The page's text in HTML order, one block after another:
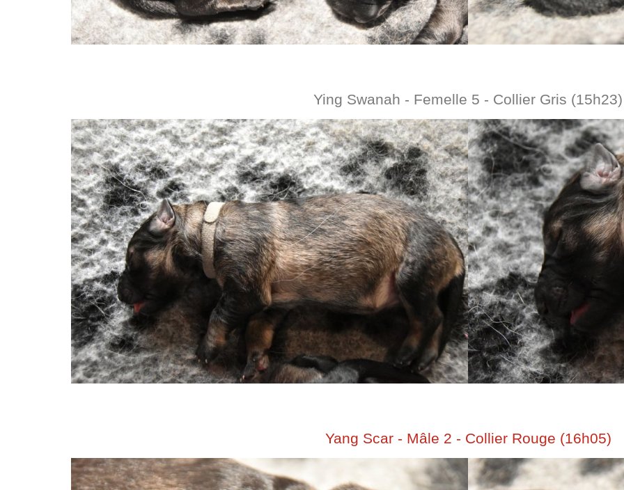
Ying Swanah - Femelle 5 - Collier Gris (15h23)
Yang Scar - Mâle 2 - Collier Rouge (16h05)